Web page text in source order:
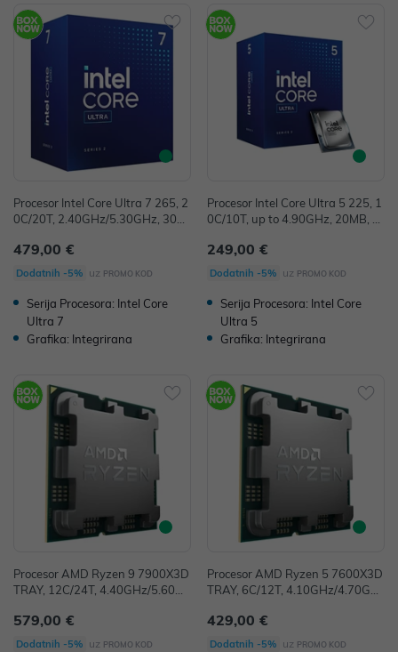
Procesor Intel Core Ultra 7 265, 2
0C/20T, 2.40GHz/5.30GHz, 30M
479,00 €
Dodatnih -5% uz PROMO KOD
Serija Procesora: Intel Core
Ultra 7
Grafika: Integrirana
Procesor Intel Core Ultra 5 225, 1
0C/10T, up to 4.90GHz, 20MB, S
249,00 €
Dodatnih -5% uz PROMO KOD
Serija Procesora: Intel Core
Ultra 5
Grafika: Integrirana
Procesor AMD Ryzen 9 7900X3D
TRAY, 12C/24T, 4.40GHz/5.60G
dnjaka, 100-100000909
579,00 €
Dodatnih -5% uz PROMO KOD
Procesor AMD Ryzen 5 7600X3D
TRAY, 6C/12T, 4.10GHz/4.70GH
aka, 100-100001721
429,00 €
Dodatnih -5% uz PROMO KOD